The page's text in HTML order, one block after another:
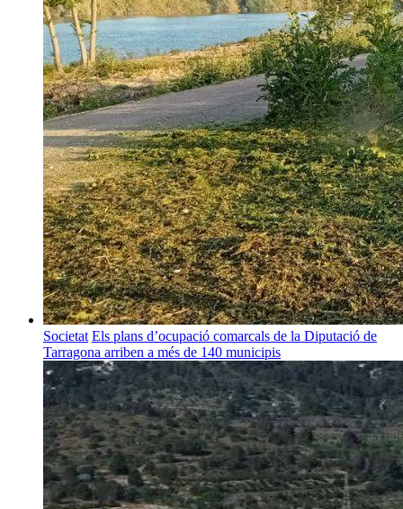
Societat Els plans d’ocupació comarcals de la Diputació de
Tarragona arriben a més de 140 municipis